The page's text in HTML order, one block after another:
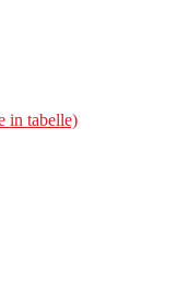
in tabelle)